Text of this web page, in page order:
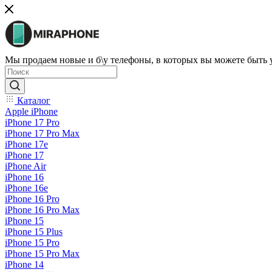
Мы продаем новые и б\у телефоны, в которых вы можете быть
Каталог
Apple iPhone
iPhone 17 Pro
iPhone 17 Pro Max
iPhone 17e
iPhone 17
iPhone Air
iPhone 16
iPhone 16e
iPhone 16 Pro
iPhone 16 Pro Max
iPhone 15
iPhone 15 Plus
iPhone 15 Pro
iPhone 15 Pro Max
iPhone 14